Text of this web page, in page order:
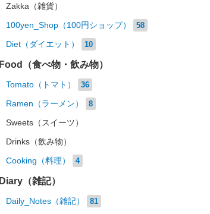
Zakka（雑貨）
100yen_Shop（100円ショップ） 58
Diet（ダイエット） 10
Food（食べ物・飲み物）
Tomato（トマト） 36
Ramen（ラーメン） 8
Sweets（スイーツ）
Drinks（飲み物）
Cooking（料理） 4
Diary（雑記）
Daily_Notes（雑記） 81